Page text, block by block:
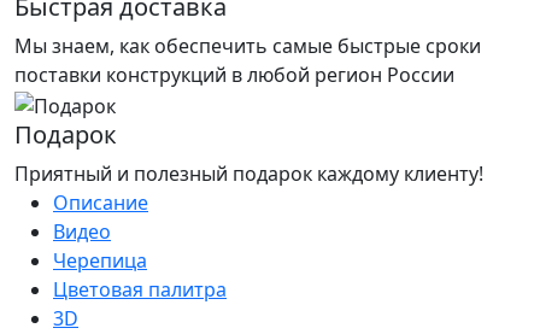
Быстрая доставка
Мы знаем, как обеспечить самые быстрые сроки
поставки конструкций в любой регион России
Подарок
Приятный и полезный подарок каждому клиенту!
Описание
Видео
Черепица
Цветовая палитра
3D